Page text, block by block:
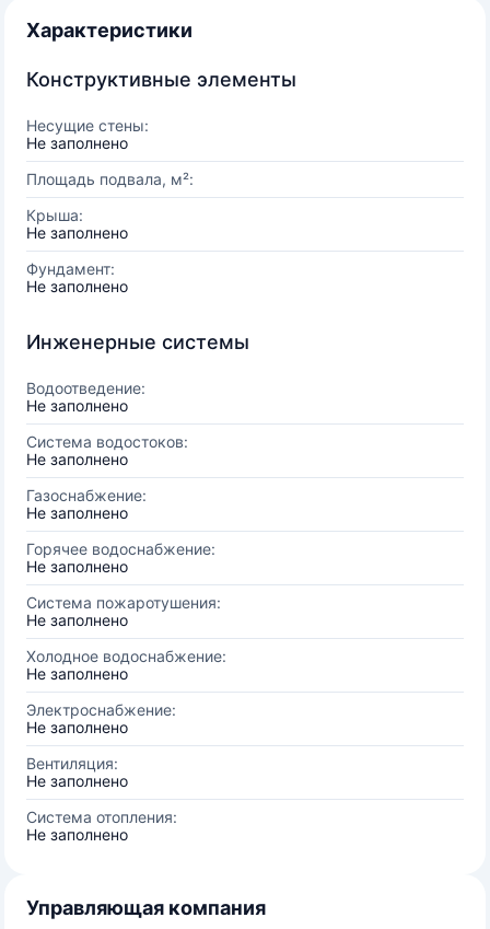
Характеристики
Конструктивные элементы
Несущие стены:
Не заполнено
Площадь подвала, м²:
Крыша:
Не заполнено
Фундамент:
Не заполнено
Инженерные системы
Водоотведение:
Не заполнено
Система водостоков:
Не заполнено
Газоснабжение:
Не заполнено
Горячее водоснабжение:
Не заполнено
Система пожаротушения:
Не заполнено
Холодное водоснабжение:
Не заполнено
Электроснабжение:
Не заполнено
Вентиляция:
Не заполнено
Система отопления:
Не заполнено
Управляющая компания